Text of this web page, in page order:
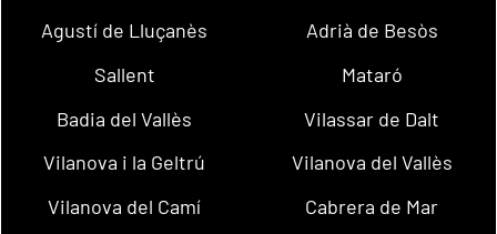
Agustí de Lluçanès
Adrià de Besòs
Sallent
Mataró
Badia del Vallès
Vilassar de Dalt
Vilanova i la Geltrú
Vilanova del Vallès
Vilanova del Camí
Cabrera de Mar